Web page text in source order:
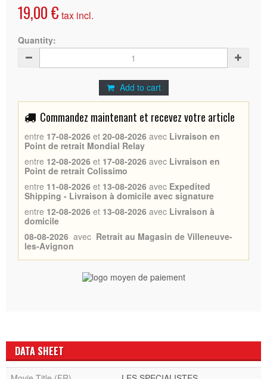
19,00 € tax incl.
Quantity:
Add to cart
Commandez maintenant et recevez votre article
entre 17-08-2026 et 20-08-2026 avec Livraison en
Point de retrait Mondial Relay
entre 12-08-2026 et 17-08-2026 avec Livraison en
Point de retrait Colissimo
entre 11-08-2026 et 13-08-2026 avec Expedited
Shipping - Livraison à domicile avec signature
entre 12-08-2026 et 13-08-2026 avec Livraison à
domicile
08-08-2026 avec Retrait au Magasin de Villeneuve-
les-Avignon
DATA SHEET